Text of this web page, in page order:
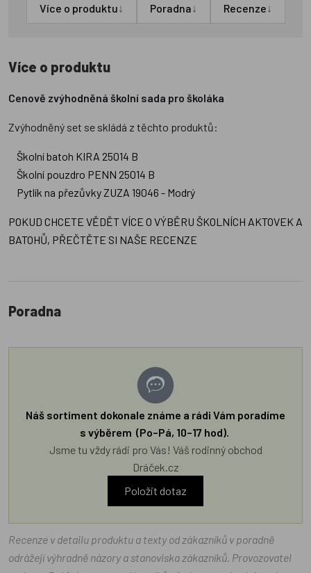
Více o produktu↓ Poradna↓ Recenze↓
Více o produktu
Cenově zvýhodněná školní sada pro školáka
Zvýhodněný set se skládá z těchto produktů:
Školní batoh KIRA 25014 B
Školní pouzdro PENN 25014 B
Pytlík na přezůvky ZUZA 19046 - Modrý
POKUD CHCETE VĚDĚT VÍCE O VÝBĚRU ŠKOLNÍCH AKTOVEK A
BATOHŮ, PŘEČTĚTE SI NAŠE RECENZE
Poradna
Náš sortiment dokonale známe a rádi Vám poradíme
s výběrem (Po–Pá, 10–17 hod).
Jsme tu vždy rádi pro Vás! Váš rodinný obchod
Dráček.cz
Položit dotaz
Recenze v detailu produktu a texty od zákazníků v poradně
odrážejí výhradně názory a stanoviska zákazníků. Provozovatel